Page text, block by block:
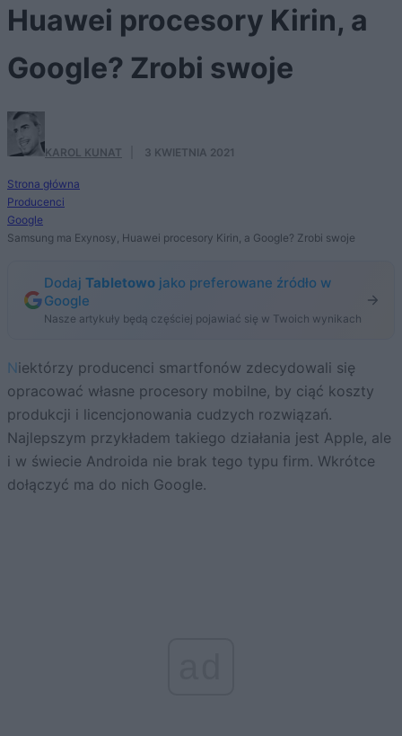
Huawei procesory Kirin, a
Google? Zrobi swoje
KAROL KUNAT 3 KWIETNIA 2021
Strona główna
Producenci
Google
Samsung ma Exynosy, Huawei procesory Kirin, a Google? Zrobi swoje
Dodaj Tabletowo jako preferowane źródło w
Google
Nasze artykuły będą częściej pojawiać się w Twoich wynikach
Niektórzy producenci smartfonów zdecydowali się
opracować własne procesory mobilne, by ciąć koszty
produkcji i licencjonowania cudzych rozwiązań.
Najlepszym przykładem takiego działania jest Apple, ale
i w świecie Androida nie brak tego typu firm. Wkrótce
dołączyć ma do nich Google.